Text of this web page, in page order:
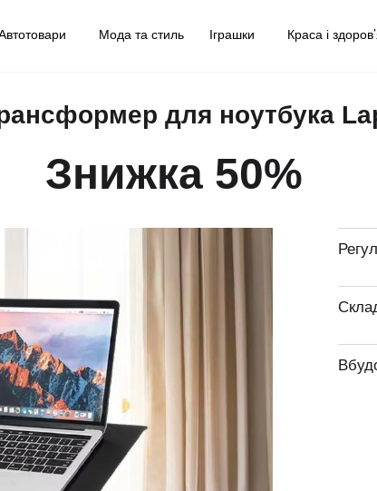
Мода та стиль Іграшки Краса і
для ноутбука
Знижка 50%